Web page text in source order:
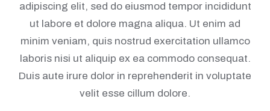
adipiscing elit, sed do eiusmod tempor incididunt
ut labore et dolore magna aliqua. Ut enim ad
minim veniam, quis nostrud exercitation ullamco
laboris nisi ut aliquip ex ea commodo consequat.
Duis aute irure dolor in reprehenderit in voluptate
velit esse cillum dolore.